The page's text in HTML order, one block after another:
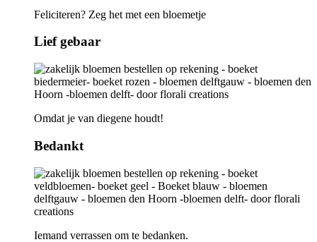
Feliciteren? Zeg het met een bloemetje
Lief gebaar
Omdat je van diegene houdt!
Bedankt
Iemand verrassen om te bedanken.